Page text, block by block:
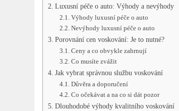
Luxusní péče o auto: Výhody a nevýhody
Výhody luxusní péče o auto
Nevýhody luxusní péče o auto
Porovnání cen voskování: Je to nutné?
Ceny a co obvykle zahrnují
Co musíte zvážit
Jak vybrat správnou službu voskování
Důvěra a doporučení
Co očekávat a na co si dát pozor
Dlouhodobé výhody kvalitního voskování